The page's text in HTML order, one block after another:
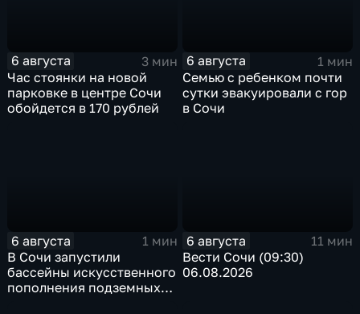
6 августа
3 мин
Час стоянки на новой
парковке в центре Сочи
обойдется в 170 рублей
6 августа
1 мин
Семью с ребенком почти
сутки эвакуировали с гор
в Сочи
6 августа
1 мин
В Сочи запустили
бассейны искусственного
пополнения подземных
6 августа
11 мин
Вести Сочи (09:30)
06.08.2026